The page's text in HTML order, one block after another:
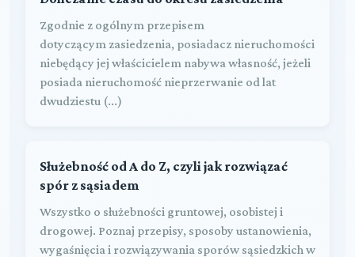
Zgodnie z ogólnym przepisem
dotyczącym zasiedzenia, posiadacz nieruchomości
niebędący jej właścicielem nabywa własność, jeżeli
posiada nieruchomość nieprzerwanie od lat
dwudziestu (...)
Służebność od A do Z, czyli jak rozwiązać
spór z sąsiadem
Wszystko o służebności gruntowej, osobistej i
drogowej. Poznaj przepisy, sposoby ustanowienia,
wygaśnięcia i rozwiązywania sporów sąsiedzkich w